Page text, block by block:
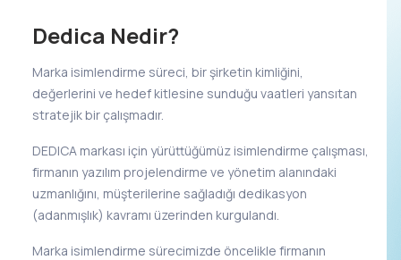
Dedica Nedir?
Marka isimlendirme süreci, bir şirketin kimliğini,
değerlerini ve hedef kitlesine sunduğu vaatleri yansıtan
stratejik bir çalışmadır.
DEDICA markası için yürüttüğümüz isimlendirme çalışması,
firmanın yazılım projelendirme ve yönetim alanındaki
uzmanlığını, müşterilerine sağladığı dedikasyon
(adanmışlık) kavramı üzerinden kurgulandı.
Marka isimlendirme sürecimizde öncelikle firmanın